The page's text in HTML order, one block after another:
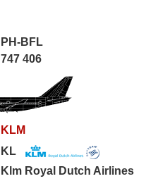
PH-BFL
747 406
KLM
KL
Klm Royal Dutch Airlines